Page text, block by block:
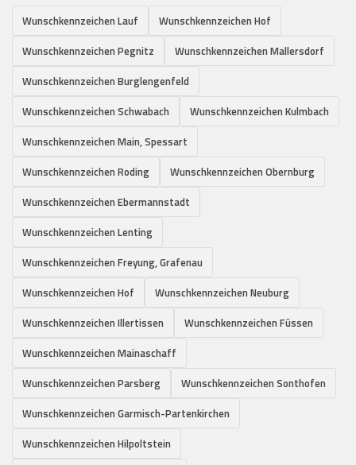
Wunschkennzeichen Lauf
Wunschkennzeichen Hof
Wunschkennzeichen Pegnitz
Wunschkennzeichen Mallersdorf
Wunschkennzeichen Burglengenfeld
Wunschkennzeichen Schwabach
Wunschkennzeichen Kulmbach
Wunschkennzeichen Main, Spessart
Wunschkennzeichen Roding
Wunschkennzeichen Obernburg
Wunschkennzeichen Ebermannstadt
Wunschkennzeichen Lenting
Wunschkennzeichen Freyung, Grafenau
Wunschkennzeichen Hof
Wunschkennzeichen Neuburg
Wunschkennzeichen Illertissen
Wunschkennzeichen Füssen
Wunschkennzeichen Mainaschaff
Wunschkennzeichen Parsberg
Wunschkennzeichen Sonthofen
Wunschkennzeichen Garmisch-Partenkirchen
Wunschkennzeichen Hilpoltstein